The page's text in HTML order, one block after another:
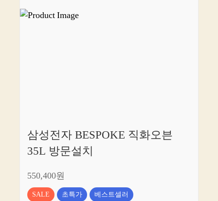
삼성전자 BESPOKE 직화오븐
35L 방문설치
550,400원
SALE 초특가 베스트셀러